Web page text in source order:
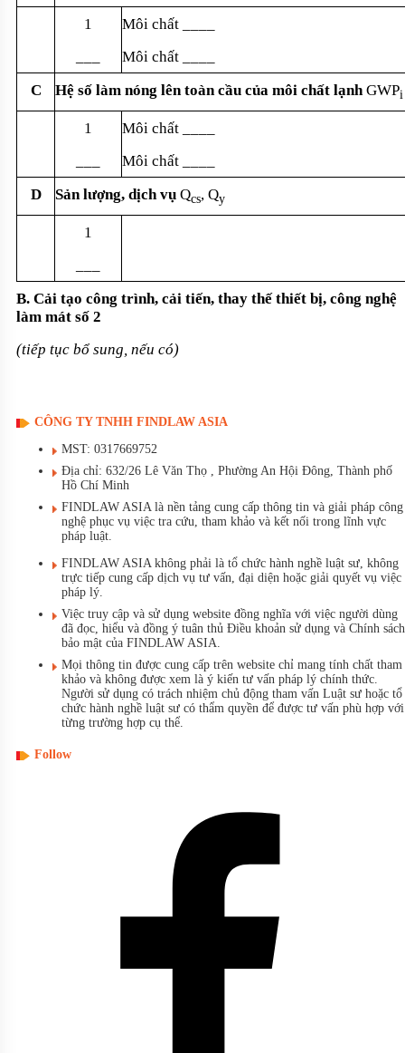
1
Môi chất ____
Môi chất ____
C
Hệ số làm nóng lên toàn cầu của môi chất lạnhGWPi
1
Môi chất ____
Môi chất ____
D
Sản lượng, dịch vụ Qcs, Qy
1
B. Cải tạo công trình, cải tiến, thay thế thiết bị, công nghệ
làm mát số 2
(tiếp tục bổ sung, nếu có)
CÔNG TY TNHH FINDLAW ASIA
MST: 0317669752
Địa chỉ: 632/26 Lê Văn Thọ , Phường An Hội Đông, Thành phố
Hồ Chí Minh
FINDLAW ASIA là nền tảng cung cấp thông tin và giải pháp công
nghệ phục vụ việc tra cứu, tham khảo và kết nối trong lĩnh vực
pháp luật.
FINDLAW ASIA không phải là tổ chức hành nghề luật sư, không
trực tiếp cung cấp dịch vụ tư vấn, đại diện hoặc giải quyết vụ việc
pháp lý.
Việc truy cập và sử dụng website đồng nghĩa với việc người dùng
đã đọc, hiểu và đồng ý tuân thủ Điều khoản sử dụng và Chính sách
bảo mật của FINDLAW ASIA.
Mọi thông tin được cung cấp trên website chỉ mang tính chất tham
khảo và không được xem là ý kiến tư vấn pháp lý chính thức.
Người sử dụng có trách nhiệm chủ động tham vấn Luật sư hoặc tổ
chức hành nghề luật sư có thẩm quyền để được tư vấn phù hợp với
từng trường hợp cụ thể.
Follow